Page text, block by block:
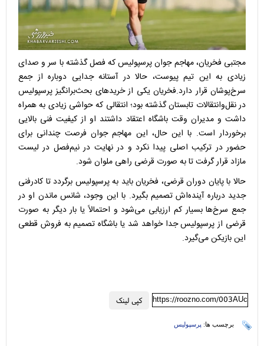
مجتبی فخریان، مهاجم جوان پرسپولیس که فصل گذشته با سر و صدای
زیادی به این تیم پیوست، حالا در آستانه جدایی دوباره از جمع
سرخ‌پوشان قرار دارد.فخریان یکی از خریدهای بحث‌برانگیز پرسپولیس
در نقل‌وانتقالات تابستان گذشته بود؛ انتقالی که حواشی زیادی به همراه
داشت و مدیران وقت باشگاه اعتقاد داشتند او از کیفیت فنی بالایی
برخوردار است. با این حال، این مهاجم جوان فرصت چندانی برای
حضور در ترکیب اصلی پیدا نکرد و در نهایت در نیم‌فصل در لیست
مازاد قرار گرفت تا به صورت قرضی راهی ملوان شود.
حالا با پایان دوران قرضی، فخریان باید به پرسپولیس برگردد تا کادرفنی
جدید درباره آینده‌اش تصمیم بگیرد. با این وجود، شانس ماندن او در
جمع سرخ‌ها بسیار کم ارزیابی می‌شود و احتمالاً یا بار دیگر به صورت
قرضی از پرسپولیس جدا خواهد شد یا باشگاه تصمیم به فروش قطعی
این بازیکن می‌گیرد.
کپی لینک https://roozno.com/003AUc
برچسب ها: پرسپولیس